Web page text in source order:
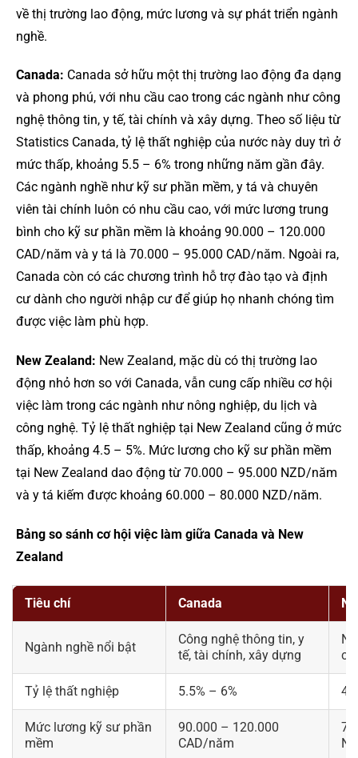
về thị trường lao động, mức lương và sự phát triển ngành
nghề.
Canada: Canada sở hữu một thị trường lao động đa dạng
và phong phú, với nhu cầu cao trong các ngành như công
nghệ thông tin, y tế, tài chính và xây dựng. Theo số liệu từ
Statistics Canada, tỷ lệ thất nghiệp của nước này duy trì ở
mức thấp, khoảng 5.5 – 6% trong những năm gần đây.
Các ngành nghề như kỹ sư phần mềm, y tá và chuyên
viên tài chính luôn có nhu cầu cao, với mức lương trung
bình cho kỹ sư phần mềm là khoảng 90.000 – 120.000
CAD/năm và y tá là 70.000 – 95.000 CAD/năm. Ngoài ra,
Canada còn có các chương trình hỗ trợ đào tạo và định
cư dành cho người nhập cư để giúp họ nhanh chóng tìm
được việc làm phù hợp.
New Zealand: New Zealand, mặc dù có thị trường lao
động nhỏ hơn so với Canada, vẫn cung cấp nhiều cơ hội
việc làm trong các ngành như nông nghiệp, du lịch và
công nghệ. Tỷ lệ thất nghiệp tại New Zealand cũng ở mức
thấp, khoảng 4.5 – 5%. Mức lương cho kỹ sư phần mềm
tại New Zealand dao động từ 70.000 – 95.000 NZD/năm
và y tá kiếm được khoảng 60.000 – 80.000 NZD/năm.
Bảng so sánh cơ hội việc làm giữa Canada và New
Zealand
Tiêu chí Canada
Ngành nghề nổi bật
Công nghệ thông tin, y
tế, tài chính, xây dựng
Tỷ lệ thất nghiệp 5.5% – 6%
Mức lương kỹ sư phần
mềm
90.000 – 120.000
CAD/năm